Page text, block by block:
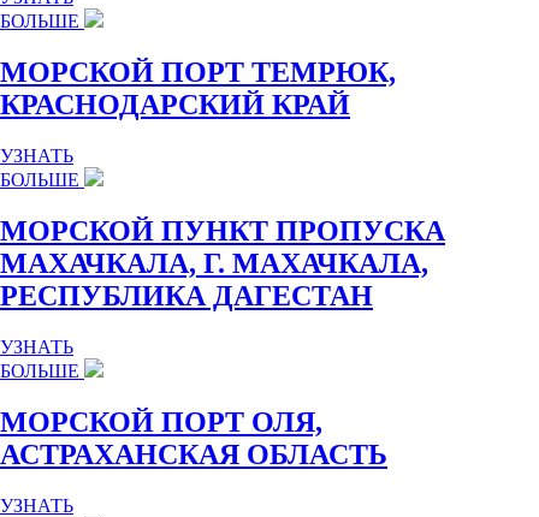
БОЛЬШЕ
МОРСКОЙ ПОРТ ТЕМРЮК,
КРАСНОДАРСКИЙ КРАЙ
УЗНАТЬ
БОЛЬШЕ
МОРСКОЙ ПУНКТ ПРОПУСКА
МАХАЧКАЛА, Г. МАХАЧКАЛА,
РЕСПУБЛИКА ДАГЕСТАН
УЗНАТЬ
БОЛЬШЕ
МОРСКОЙ ПОРТ ОЛЯ,
АСТРАХАНСКАЯ ОБЛАСТЬ
УЗНАТЬ